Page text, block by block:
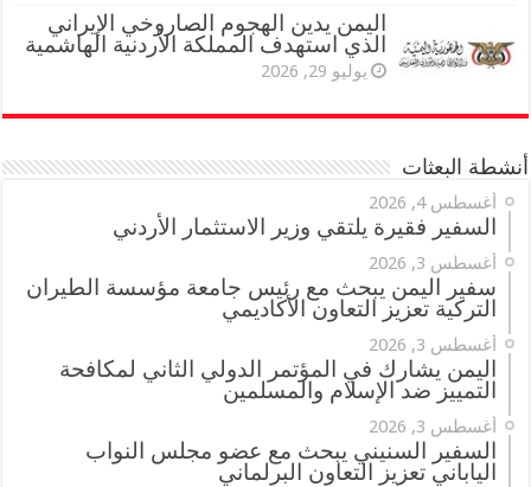
اليمن يدين الهجوم الصاروخي الإيراني
الذي استهدف المملكة الأردنية الهاشمية
يوليو 29, 2026
أنشطة البعثات
أغسطس 4, 2026
السفير فقيرة يلتقي وزير الاستثمار الأردني
أغسطس 3, 2026
سفير اليمن يبحث مع رئيس جامعة مؤسسة الطيران
التركية تعزيز التعاون الأكاديمي
أغسطس 3, 2026
اليمن يشارك في المؤتمر الدولي الثاني لمكافحة
التمييز ضد الإسلام والمسلمين
أغسطس 3, 2026
السفير السنيني يبحث مع عضو مجلس النواب
الياباني تعزيز التعاون البرلماني